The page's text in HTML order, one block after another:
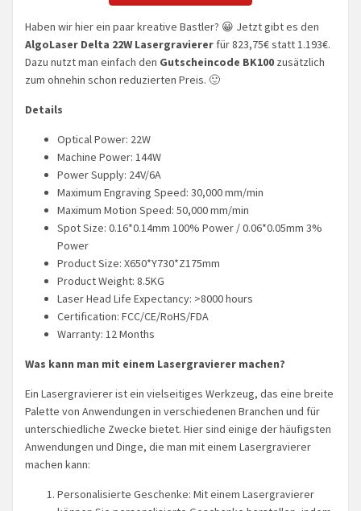
Haben wir hier ein paar kreative Bastler? 😀 Jetzt gibt es den
AlgoLaser Delta 22W Lasergravierer für 823,75€ statt 1.193€.
Dazu nutzt man einfach den Gutscheincode BK100 zusätzlich
zum ohnehin schon reduzierten Preis. 🙂
Details
Optical Power: 22W
Machine Power: 144W
Power Supply: 24V/6A
Maximum Engraving Speed: 30,000 mm/min
Maximum Motion Speed: 50,000 mm/min
Spot Size: 0.16*0.14mm 100% Power / 0.06*0.05mm 3%
Power
Product Size: X650*Y730*Z175mm
Product Weight: 8.5KG
Laser Head Life Expectancy: >8000 hours
Certification: FCC/CE/RoHS/FDA
Warranty: 12 Months
Was kann man mit einem Lasergravierer machen?
Ein Lasergravierer ist ein vielseitiges Werkzeug, das eine breite
Palette von Anwendungen in verschiedenen Branchen und für
unterschiedliche Zwecke bietet. Hier sind einige der häufigsten
Anwendungen und Dinge, die man mit einem Lasergravierer
machen kann:
Personalisierte Geschenke: Mit einem Lasergravierer